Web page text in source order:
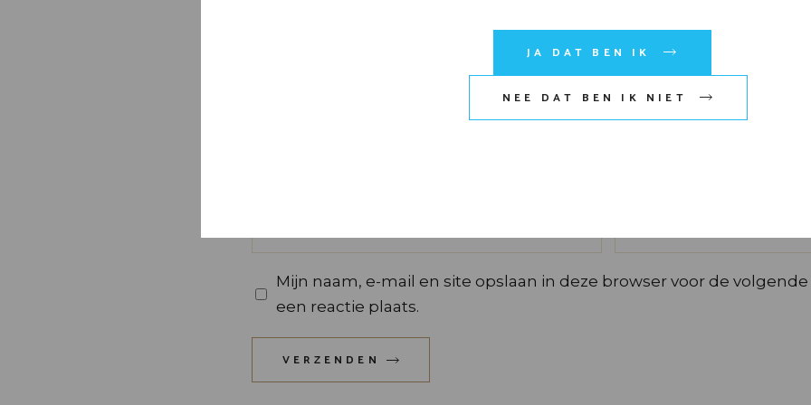
JA DAT BEN IK
NEE DAT BEN IK NIET
Mijn naam, e-mail en site opslaan in deze browser voor de
een reactie plaats.
VERZENDEN